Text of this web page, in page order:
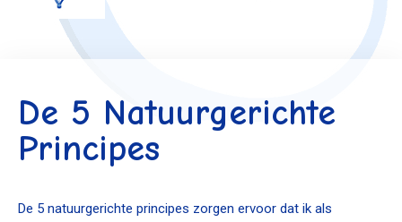
De 5 Natuurgerichte
Principes
De 5 natuurgerichte principes zorgen ervoor dat ik als